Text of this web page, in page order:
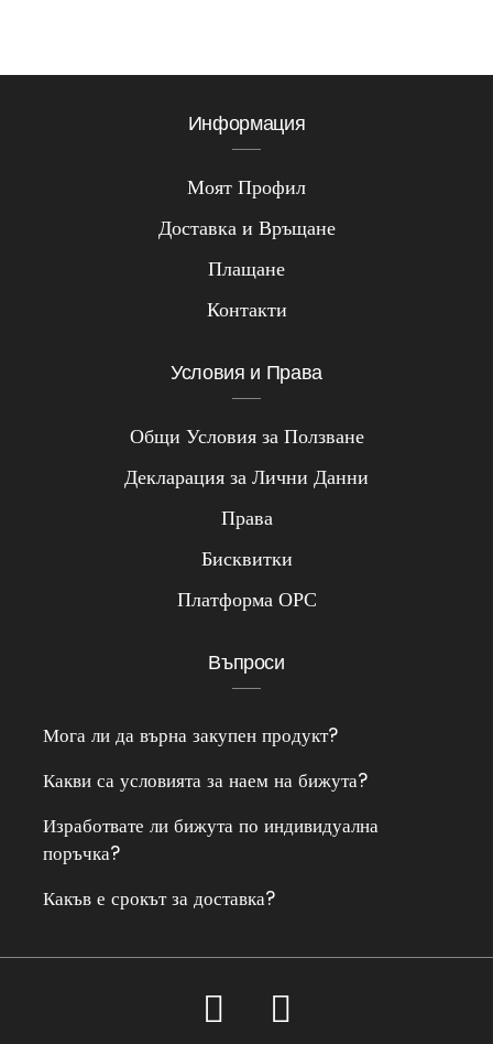
Информация
Моят Профил
Доставка и Връщане
Плащане
Контакти
Условия и Права
Общи Условия за Ползване
Декларация за Лични Данни
Права
Бисквитки
Платформа ОРС
Въпроси
Мога ли да върна закупен продукт?
Какви са условията за наем на бижута?
Изработвате ли бижута по индивидуална
поръчка?
Какъв е срокът за доставка?